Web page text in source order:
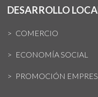
DESARROLLO
COMERCIO
ECONOMÍA SOCIAL
PROMOCIÓN